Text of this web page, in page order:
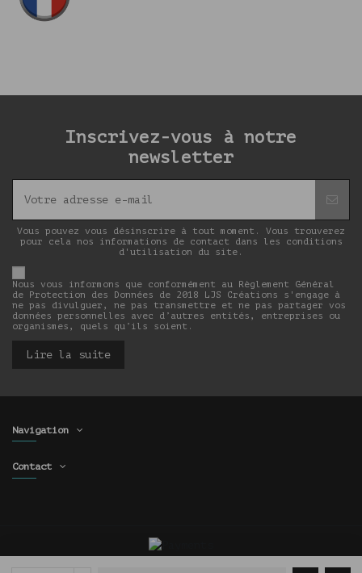
Inscrivez-vous à notre
newsletter
Vous pouvez vous désinscrire à tout moment. Vous trouverez
pour cela nos informations de contact dans les conditions
d'utilisation du site.
Nous vous informons que conformément au Règlement Général
de Protection des Données de 2018 LJS Créations s'engage à
ne pas divulguer, ne pas transmettre et ne pas partager vos
données personnelles avec d’autres entités, entreprises ou
organismes, quels qu’ils soient.
Lire la suite
Navigation
Contact
Copyright © 2026 LJS Créations | Tous droits réservés |